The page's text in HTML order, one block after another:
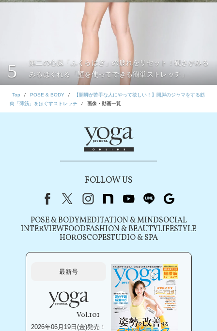
5
第二の心臓「ふくらはぎ」の疲れをリセット！硬さがみる
みるほぐれる「壁を使ってできる簡単ストレッチ」
Top POSE & BODY
【開脚が苦手な人にやって欲しい！】開脚のジャマをする筋
肉「薄筋」をほぐすストレッチ
画像・動画一覧
FOLLOW US
FacebookX（旧Twitter）
instagram
note youtubeline
POSE & BODYMEDITATION & MINDSOCIAL
INTERVIEWFOODFASHION & BEAUTYLIFESTYLE
HOROSCOPESTUDIO & SPA
最新号
Vol.101
2026年06月19日(金)発売！